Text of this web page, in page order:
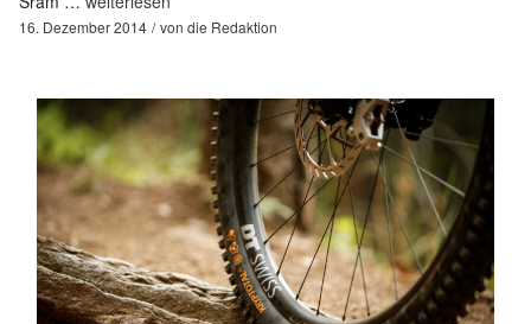
16. Dezember 2014 von die Redaktion